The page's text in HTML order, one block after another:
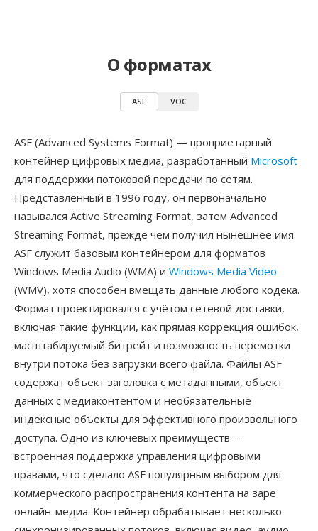
О форматах
ASF VOC
ASF (Advanced Systems Format) — проприетарный
контейнер цифровых медиа, разработанный Microsoft
для поддержки потоковой передачи по сетям.
Представленный в 1996 году, он первоначально
назывался Active Streaming Format, затем Advanced
Streaming Format, прежде чем получил нынешнее имя.
ASF служит базовым контейнером для форматов
Windows Media Audio (WMA) и Windows Media Video
(WMV), хотя способен вмещать данные любого кодека.
Формат проектировался с учётом сетевой доставки,
включая такие функции, как прямая коррекция ошибок,
масштабируемый битрейт и возможность перемотки
внутри потока без загрузки всего файла. Файлы ASF
содержат объект заголовка с метаданными, объект
данных с медиаконтентом и необязательные
индексные объекты для эффективного произвольного
доступа. Одно из ключевых преимуществ —
встроенная поддержка управления цифровыми
правами, что сделало ASF популярным выбором для
коммерческого распространения контента на заре
онлайн-медиа. Контейнер обрабатывает несколько